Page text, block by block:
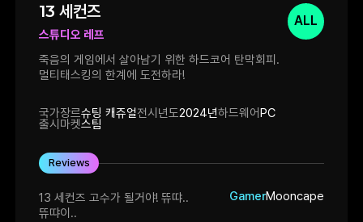
ALL
13 세컨즈
스튜디오 레프
죽음의 게임에서 살아남기 위한 하드코어 탄막회피.
멀티태스킹의 한계에 도전하라!
국가장르슈팅 캐쥬얼전시년도2024년하드웨어PC
출시마켓스팀
Reviews
13 세컨즈 고수가 될거야! 뜌땨..
뜌땨이..
GamerMooncape